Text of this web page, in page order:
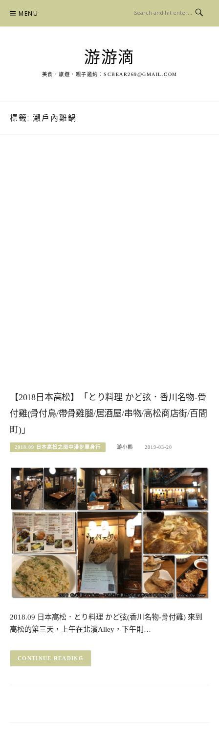
content
MENU
游游滴
美食．旅遊．親子邀約： SCBEAR269@GMAIL.COM
標籤: 瀨戶內雞鍋
【2018日本高松】「とり料理 かど弦．香川名物-骨
付雞(骨付鳥/帶骨雞腿/居酒屋/串物/高松商店街/百間
町)」
2018.09 日本高松之雨中漫步單身行 游小熊 2019-03-20
2018.09 日本高松．とり料理 かど弦(香川名物-骨付雞) 來到
高松的第三天，上午在北濱Alley，下午則…
CONTINUE READING